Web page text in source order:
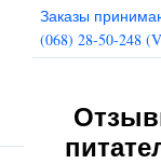
Заказы
(068) 28-50-248